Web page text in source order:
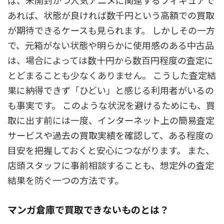
あれば、状態が良ければ数千円という高額での買取
が期待できるケースも見られます。 しかしその一方
で、元箱がない状態や明らかに使用感のある中古品
は、場合によっては数十円から数百円程度の査定に
とどまることも少なくありません。 こうした査定結
果に納得できず「ひどい」と感じる利用者がいるの
も事実です。 このような状況を避けるためにも、買
取に出す前には一度、インターネット上の簡易査定
サービスや過去の買取実績を確認して、ある程度の
目安を把握しておくと安心につながります。 また、
店頭スタッフに事前相談することも、想定外の査定
結果を防ぐ一つの方法です。
マンガ倉庫で買取できないものとは？